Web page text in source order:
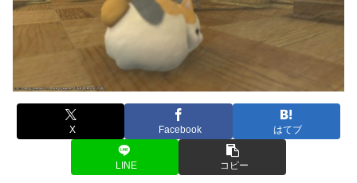
X Facebook はてブ
LINE コピー